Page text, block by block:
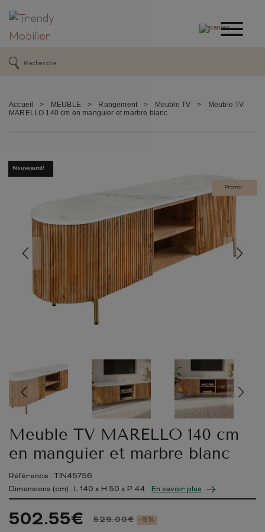
Accueil > MEUBLE > Rangement > Meuble TV >
Meuble TV
MARELLO 140 cm en manguier et marbre blanc
Nouveauté!
Promo !
Meuble TV MARELLO 140 cm
en manguier et marbre blanc
Référence : TIN45756
Dimensions (cm) : L140 x H 50 x P 44 En savoir plus
529.00€ -5%
502.55€